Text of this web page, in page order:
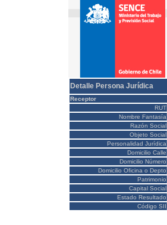
Detalle Persona Jurídica
Receptor
RUT
Nombre Fantasía
Razón Social
Objeto Social
Personalidad Jurídica
Domicilio Calle
Domicilio Número
Domicilio Oficina o Depto
Patrimonio
Capital Social
Estado Resultado
Código SII